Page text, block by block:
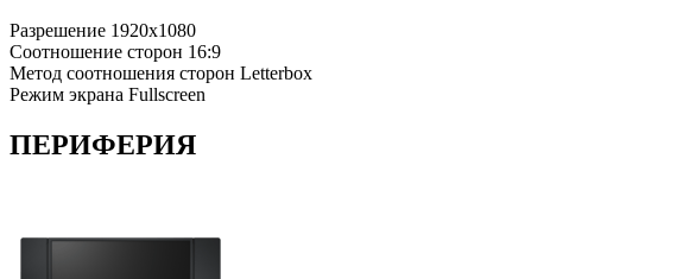
Разрешение 1920x1080
Соотношение сторон 16:9
Метод соотношения сторон Letterbox
Режим экрана Fullscreen
ПЕРИФЕРИЯ